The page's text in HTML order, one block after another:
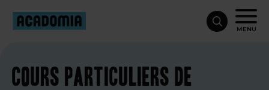
MENU
Cours particuliers de